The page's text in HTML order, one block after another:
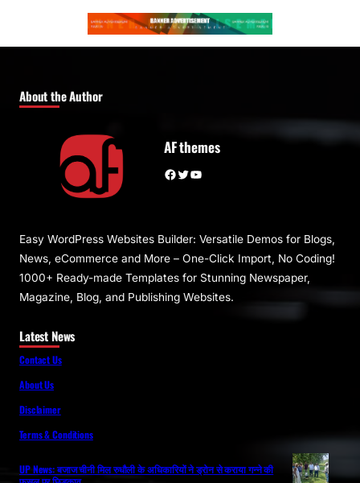
About the Author
AF themes
Facebook Twitter YouTube
Easy WordPress Websites Builder: Versatile Demos for Blogs,
News, eCommerce and More – One-Click Import, No Coding!
1000+ Ready-made Templates for Stunning Newspaper,
Magazine, Blog, and Publishing Websites.
Latest News
Contact Us
About Us
Disclaimer
Terms & Conditions
UP News: बजाज चीनी मिल रुधौली के अधिकारियों ने ड्रोन से कराया गन्ने की